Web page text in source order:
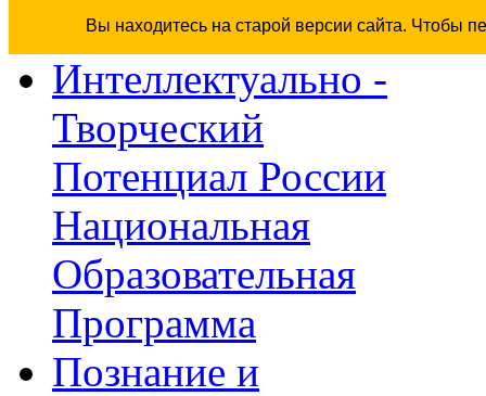
Вы находитесь на старой версии сайта. Чтобы
Интеллектуально -
Творческий
Потенциал России
Национальная
Образовательная
Программа
Познание и